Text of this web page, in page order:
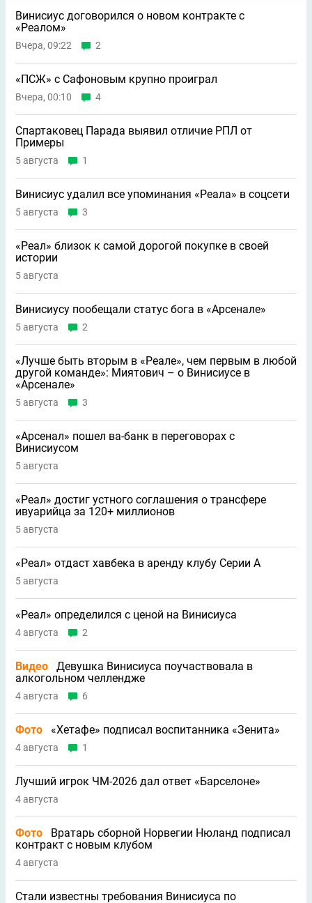
Винисиус договорился о новом контракте с
«Реалом»
Вчера, 09:22 2
«ПСЖ» с Сафоновым крупно проиграл
Вчера, 00:10 4
Спартаковец Парада выявил отличие РПЛ от
Примеры
5 августа 1
Винисиус удалил все упоминания «Реала» в соцсети
5 августа 3
«Реал» близок к самой дорогой покупке в своей
истории
5 августа
Винисиусу пообещали статус бога в «Арсенале»
5 августа 2
«Лучше быть вторым в «Реале», чем первым в любой
другой команде»: Миятович – о Винисиусе в
«Арсенале»
5 августа 3
«Арсенал» пошел ва-банк в переговорах с
Винисиусом
5 августа
«Реал» достиг устного соглашения о трансфере
ивуарийца за 120+ миллионов
5 августа
«Реал» отдаст хавбека в аренду клубу Серии A
5 августа
«Реал» определился с ценой на Винисиуса
4 августа 2
Видео
Девушка Винисиуса поучаствовала в
алкогольном челлендже
4 августа 6
Фото «Хетафе» подписал воспитанника «Зенита»
4 августа 1
Лучший игрок ЧМ-2026 дал ответ «Барселоне»
4 августа
Фото
Вратарь сборной Норвегии Нюланд подписал
контракт с новым клубом
4 августа
Стали известны требования Винисиуса по